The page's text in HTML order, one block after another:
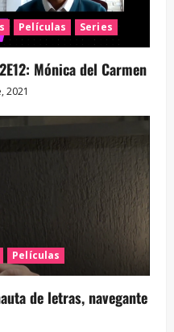
Películas Series
Mónica del Carmen
2021
Películas
de letras, navegante